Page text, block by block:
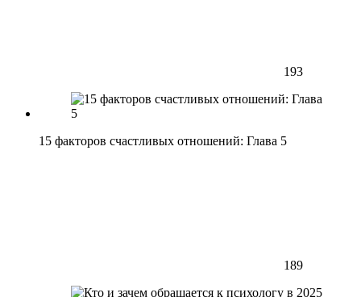
193
15 факторов счастливых отношений: Глава 5
189